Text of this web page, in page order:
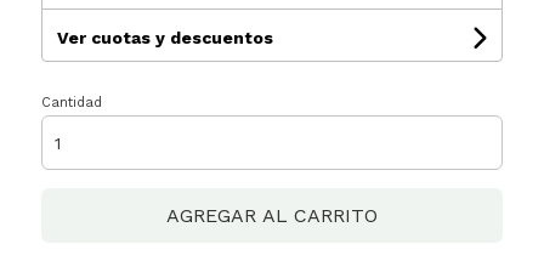
Ver cuotas y descuentos
Cantidad
AGREGAR AL CARRITO